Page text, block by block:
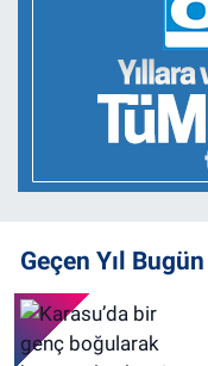
Geçen Yıl Bugün